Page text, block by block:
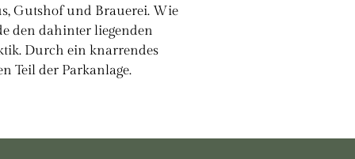
Gutshof und Brauerei. Wie
den dahinter liegenden
Durch ein knarrendes
Teil der Parkanlage.